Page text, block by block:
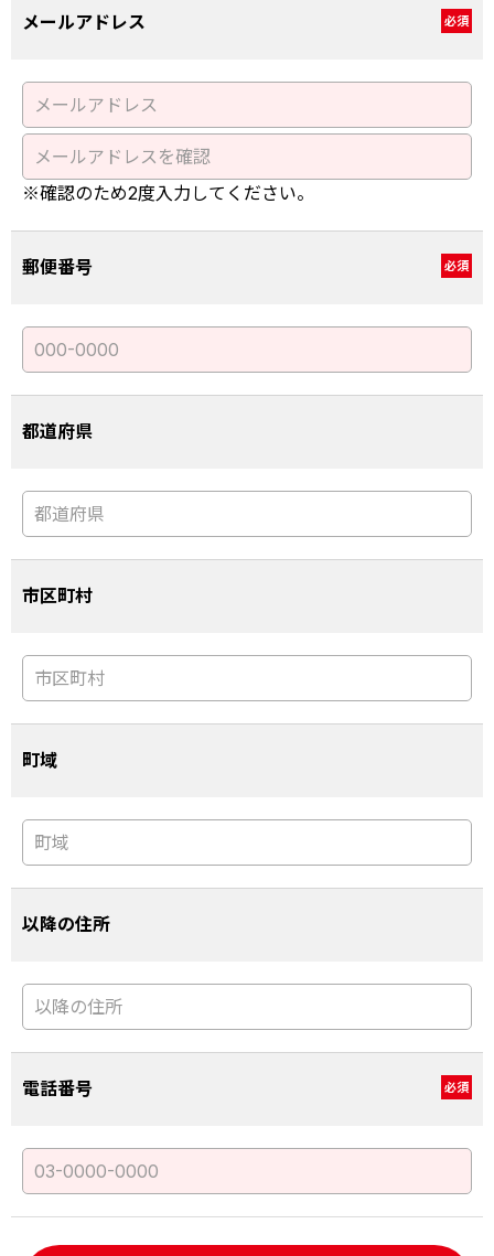
メールアドレス 必須
※確認のため2度入力してください。
郵便番号 必須
都道府県
市区町村
町域
以降の住所
電話番号 必須